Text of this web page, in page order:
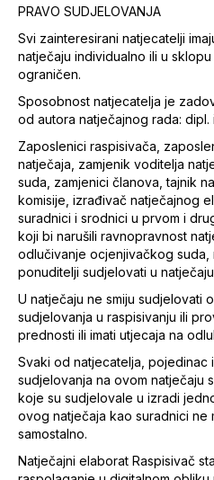
PRAVO SUDJELOVANJA
Svi zainteresirani natjecatelji
natječaju individualno ili u
ograničen.
Sposobnost natjecatelja je
od autora natječajnog rada: dipl.
Zaposlenici raspisivača,
natječaja, zamjenik voditelja
suda, zamjenici članova, tajnik
komisije, izrađivač natječajnog
suradnici i srodnici u prvom i
koji bi narušili ravnopravnost
odlučivanje ocjenjivačkog suda,
ponuditelji sudjelovati u
U natječaju ne smiju sudjelovati
sudjelovanja u raspisivanju ili
prednosti ili imati utjecaja na
Svaki od natjecatelja, pojedinac
sudjelovanja na ovom natječaju
koje su sudjelovale u izradi
ovog natječaja kao suradnici ne
samostalno.
Natječajni elaborat Raspisivač